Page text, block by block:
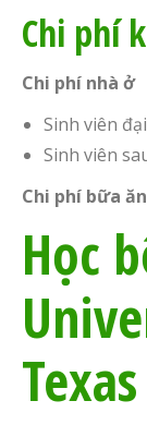
Chi phí
Chi phí nhà ở
Sinh viên
Sinh viên
Chi phí bữa
Học
Texas